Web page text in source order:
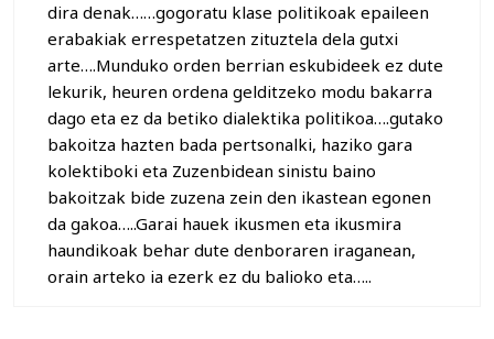
dira denak……gogoratu klase politikoak epaileen
erabakiak errespetatzen zituztela dela gutxi
arte….Munduko orden berrian eskubideek ez dute
lekurik, heuren ordena gelditzeko modu bakarra
dago eta ez da betiko dialektika politikoa….gutako
bakoitza hazten bada pertsonalki, haziko gara
kolektiboki eta Zuzenbidean sinistu baino
bakoitzak bide zuzena zein den ikastean egonen
da gakoa…..Garai hauek ikusmen eta ikusmira
haundikoak behar dute denboraren iraganean,
orain arteko ia ezerk ez du balioko eta…..